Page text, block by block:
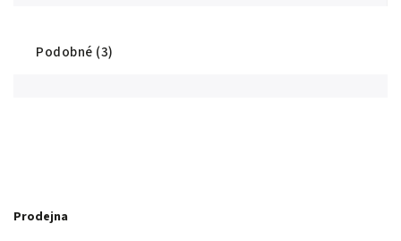
Podobné (3)
Prodejna